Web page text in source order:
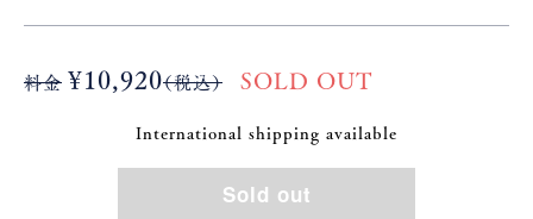
料金 ¥10,920（税込） SOLD OUT
International shipping available
Sold out